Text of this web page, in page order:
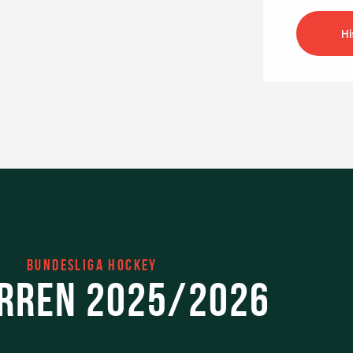
Bundesliga Hockey
2025/2026